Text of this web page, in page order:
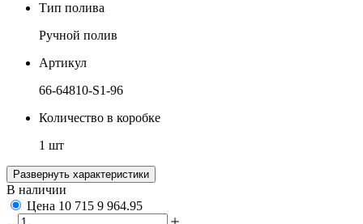
Тип полива
Ручной полив
Артикул
66-64810-S1-96
Количество в коробке
1 шт
Развернуть характеристики
В наличии
Цена 10 715 9 964.95